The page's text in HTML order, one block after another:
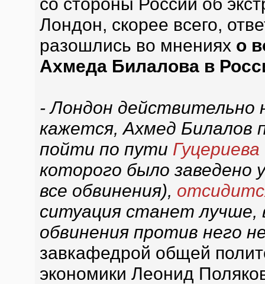
Лондон, скорее всего,
разошлись во мнениях о
Ахмеда Билалова в
- Лондон действительно
кажется, Ахмед Билалов
пойти по пути Гуцериева
которого было заведено
все обвинения),
ситуация станет лучше,
обвинения против него
завкафедрой общей
экономики Леонид